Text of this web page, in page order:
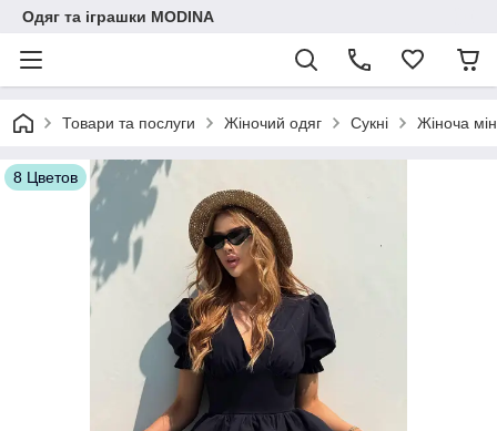
Одяг та іграшки MODINA
Товари та послуги Жіночий одяг Сукні Жіноча
8 Цветов